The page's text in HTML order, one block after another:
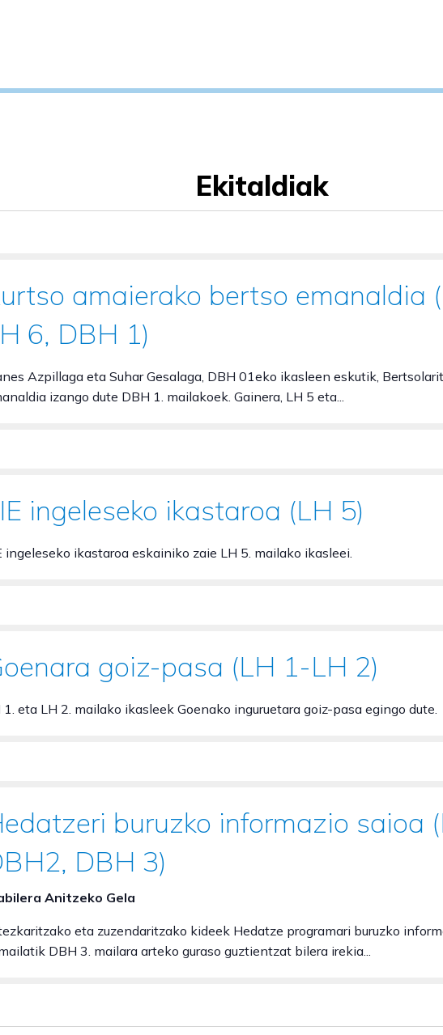
Ekitaldiak
amaierako bertso emanaldia
6, DBH 1)
Azpillaga eta Suhar Gesalaga, DBH 01eko ikasleen eskutik,
izango dute DBH 1. mailakoek. Gainera, LH 5 eta...
ingeleseko ikastaroa (LH 5)
ingeleseko ikastaroa eskainiko zaie LH 5. mailako ikasleei.
goiz-pasa (LH 1-LH 2)
1. eta LH 2. mailako ikasleek Goenako inguruetara goiz-pasa egingo dute.
buruzko informazio saioa
DBH 3)
Anitzeko Gela
eta zuzendaritzako kideek Hedatze programari buruzko
DBH 3. mailara arteko guraso guztientzat bilera irekia...